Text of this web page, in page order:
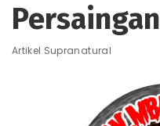
Persaingan
Artikel Supranatural